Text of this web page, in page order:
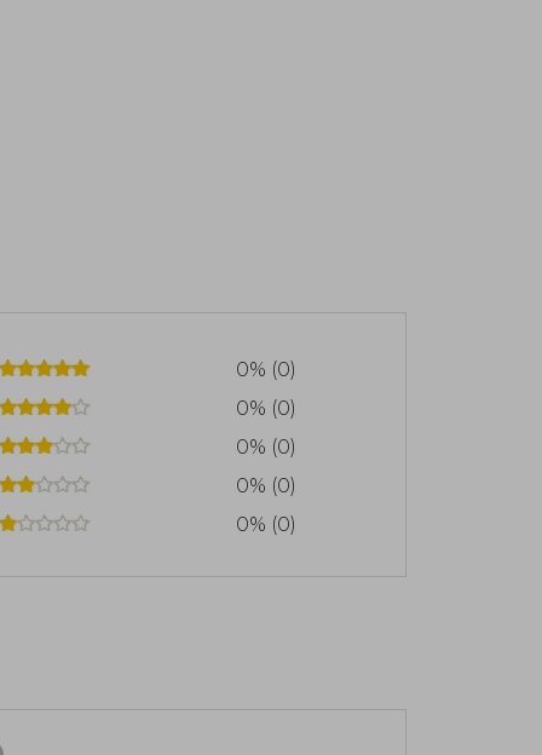
0% (0)
0% (0)
0% (0)
0% (0)
0% (0)